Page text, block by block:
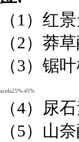
（1）红
（2）莽
（3）锯
acids25%-45%
（4） 尿
（5）山